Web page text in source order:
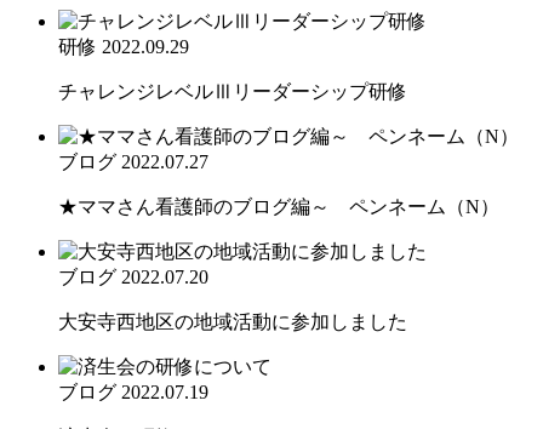
研修 2022.09.29
チャレンジレベルⅢリーダーシップ研修
ブログ 2022.07.27
★ママさん看護師のブログ編～ ペンネーム（N）
ブログ 2022.07.20
大安寺西地区の地域活動に参加しました
ブログ 2022.07.19